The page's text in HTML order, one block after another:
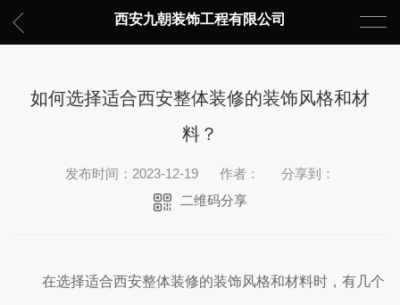
西安九朝装饰工程有限公司
如何选择适合西安整体装修的装饰风格和材
料？
发布时间：2023-12-19 作者：
分享到：
二维码分享
在选择适合西安整体装修的装饰风格和材料时，有几个